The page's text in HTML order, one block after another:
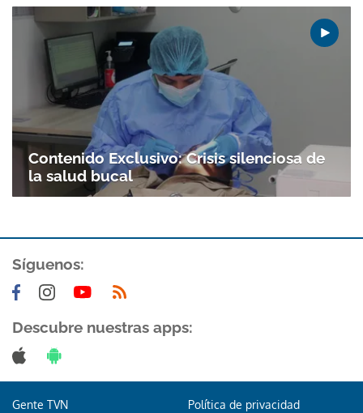
Contenido Exclusivo: Crisis silenciosa de
la salud bucal
Síguenos:
Descubre nuestras apps:
Gente TVN Política de privacidad